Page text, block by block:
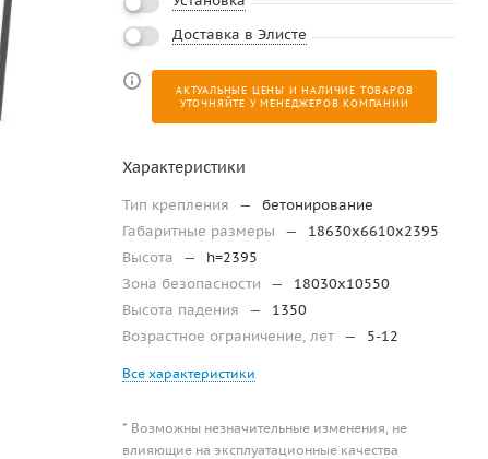
Доставка в Элисте
АКТУАЛЬНЫЕ ЦЕНЫ И НАЛИЧИЕ ТОВАРОВ
УТОЧНЯЙТЕ У МЕНЕДЖЕРОВ КОМПАНИИ
Характеристики
Тип крепления —
бетонирование
Габаритные размеры
—
18630х6610х2395
Высота
—
h=2395
Зона безопасности
—
18030x10550
Высота падения
—
1350
Возрастное ограничение, лет — 5-12
Все характеристики
* Возможны незначительные изменения, не
влияющие на эксплуатационные качества